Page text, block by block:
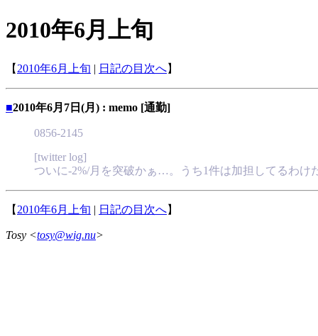
2010年6月上旬
【 2010年6月上旬 | 日記の目次へ】
■2010年6月7日(月) : memo [通勤]
0856-2145
[twitter log]
ついに-2%/月を突破かぁ…。うち1件は加担してるわけ
【 2010年6月上旬 | 日記の目次へ】
Tosy <tosy@wig.nu>